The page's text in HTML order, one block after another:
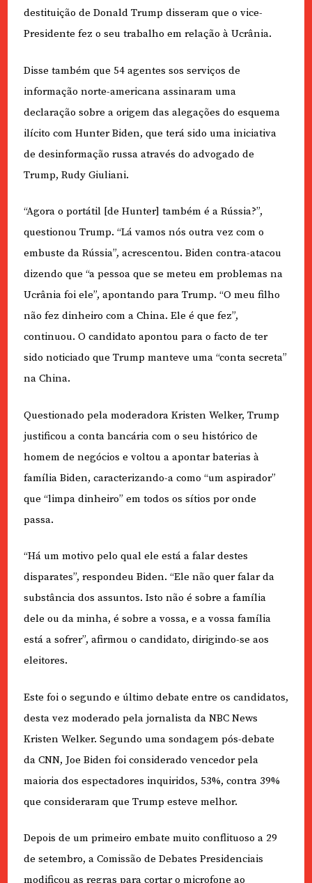
destituição de Donald Trump disseram que o vice-
Presidente fez o seu trabalho em relação à Ucrânia.
Disse também que 54 agentes sos serviços de
informação norte-americana assinaram uma
declaração sobre a origem das alegações do esquema
ilícito com Hunter Biden, que terá sido uma iniciativa
de desinformação russa através do advogado de
Trump, Rudy Giuliani.
“Agora o portátil [de Hunter] também é a Rússia?”,
questionou Trump. “Lá vamos nós outra vez com o
embuste da Rússia”, acrescentou. Biden contra-atacou
dizendo que “a pessoa que se meteu em problemas na
Ucrânia foi ele”, apontando para Trump. “O meu filho
não fez dinheiro com a China. Ele é que fez”,
continuou. O candidato apontou para o facto de ter
sido noticiado que Trump manteve uma “conta secreta”
na China.
Questionado pela moderadora Kristen Welker, Trump
justificou a conta bancária com o seu histórico de
homem de negócios e voltou a apontar baterias à
família Biden, caracterizando-a como “um aspirador”
que “limpa dinheiro” em todos os sítios por onde
passa.
“Há um motivo pelo qual ele está a falar destes
disparates”, respondeu Biden. “Ele não quer falar da
substância dos assuntos. Isto não é sobre a família
dele ou da minha, é sobre a vossa, e a vossa família
está a sofrer”, afirmou o candidato, dirigindo-se aos
eleitores.
Este foi o segundo e último debate entre os candidatos,
desta vez moderado pela jornalista da NBC News
Kristen Welker. Segundo uma sondagem pós-debate
da CNN, Joe Biden foi considerado vencedor pela
maioria dos espectadores inquiridos, 53%, contra 39%
que consideraram que Trump esteve melhor.
Depois de um primeiro embate muito conflituoso a 29
de setembro, a Comissão de Debates Presidenciais
modificou as regras para cortar o microfone ao